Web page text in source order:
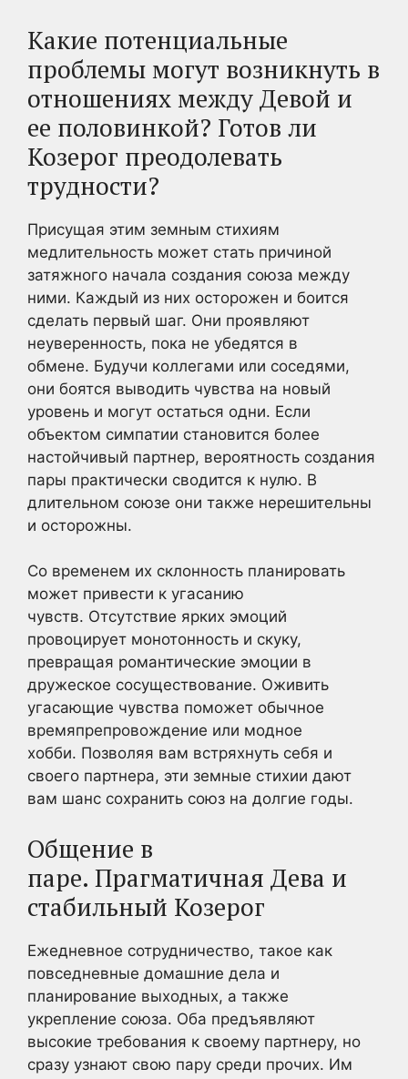
Какие потенциальные
проблемы могут возникнуть в
отношениях между Девой и
ее половинкой? Готов ли
Козерог преодолевать
трудности?
Присущая этим земным стихиям
медлительность может стать причиной
затяжного начала создания союза между
ними. Каждый из них осторожен и боится
сделать первый шаг. Они проявляют
неуверенность, пока не убедятся в
обмене. Будучи коллегами или соседями,
они боятся выводить чувства на новый
уровень и могут остаться одни. Если
объектом симпатии становится более
настойчивый партнер, вероятность создания
пары практически сводится к нулю. В
длительном союзе они также нерешительны
и осторожны.
Со временем их склонность планировать
может привести к угасанию
чувств. Отсутствие ярких эмоций
провоцирует монотонность и скуку,
превращая романтические эмоции в
дружеское сосуществование. Оживить
угасающие чувства поможет обычное
времяпрепровождение или модное
хобби. Позволяя вам встряхнуть себя и
своего партнера, эти земные стихии дают
вам шанс сохранить союз на долгие годы.
Общение в
паре. Прагматичная Дева и
стабильный Козерог
Ежедневное сотрудничество, такое как
повседневные домашние дела и
планирование выходных, а также
укрепление союза. Оба предъявляют
высокие требования к своему партнеру, но
сразу узнают свою пару среди прочих. Им